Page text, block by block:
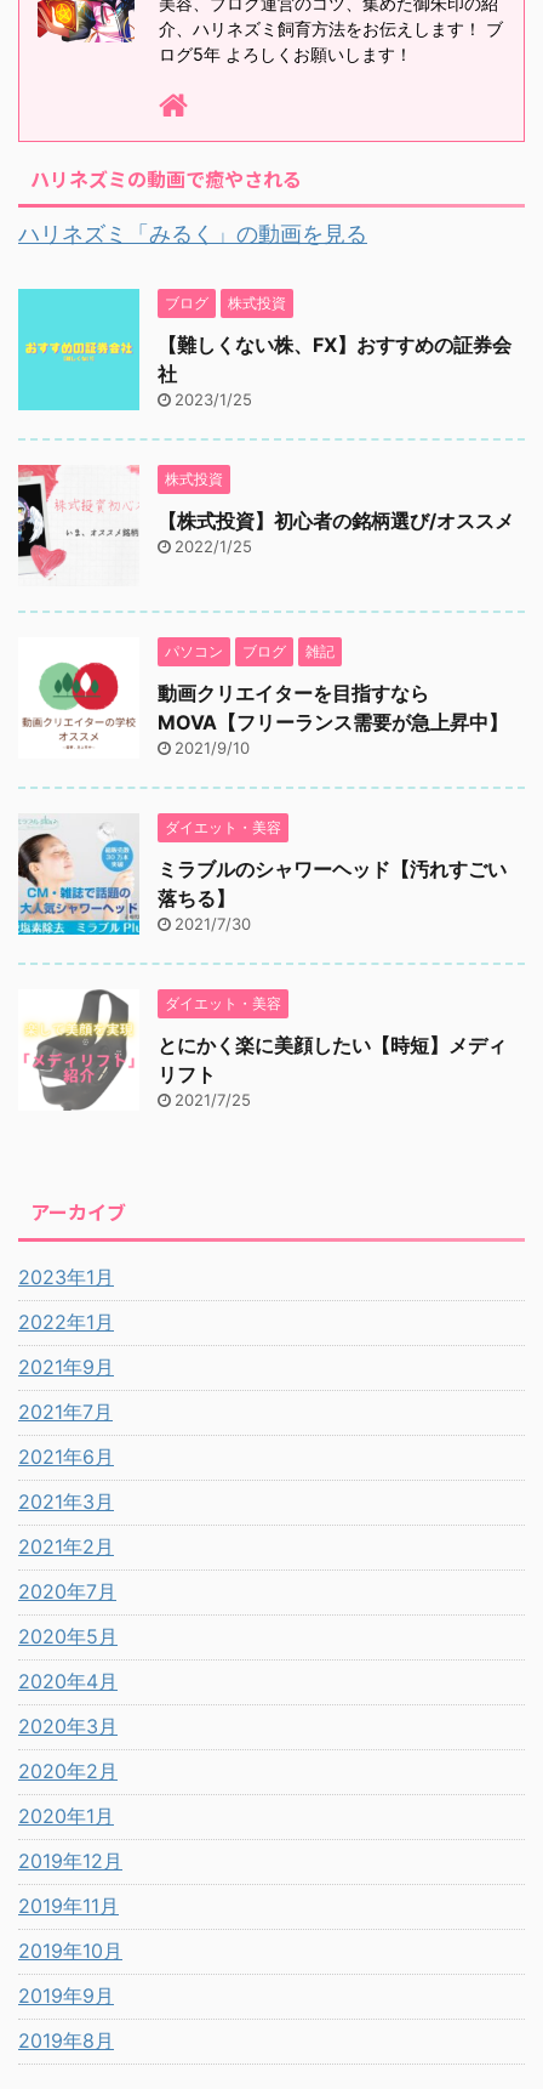
介、ハリネズミ飼育方法をお伝えします！ ブ
ログ5年 よろしくお願いします！
ハリネズミの動画で癒やされる
ハリネズミ「みるく」の動画を見る
ブログ 株式投資
【難しくない株、FX】おすすめの証券会
社
2023/1/25
株式投資
【株式投資】初心者の銘柄選び/オススメ
2022/1/25
パソコン ブログ 雑記
動画クリエイターを目指すなら
MOVA【フリーランス需要が急上昇中】
2021/9/10
ダイエット・美容
ミラブルのシャワーヘッド【汚れすごい
落ちる】
2021/7/30
ダイエット・美容
とにかく楽に美顔したい【時短】メディ
リフト
2021/7/25
アーカイブ
2023年1月
2022年1月
2021年9月
2021年7月
2021年6月
2021年3月
2021年2月
2020年7月
2020年5月
2020年4月
2020年3月
2020年2月
2020年1月
2019年12月
2019年11月
2019年10月
2019年9月
2019年8月